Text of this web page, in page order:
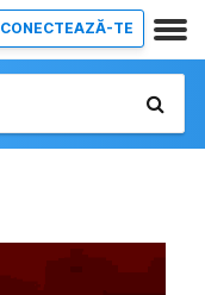
CONECTEAZĂ-TE